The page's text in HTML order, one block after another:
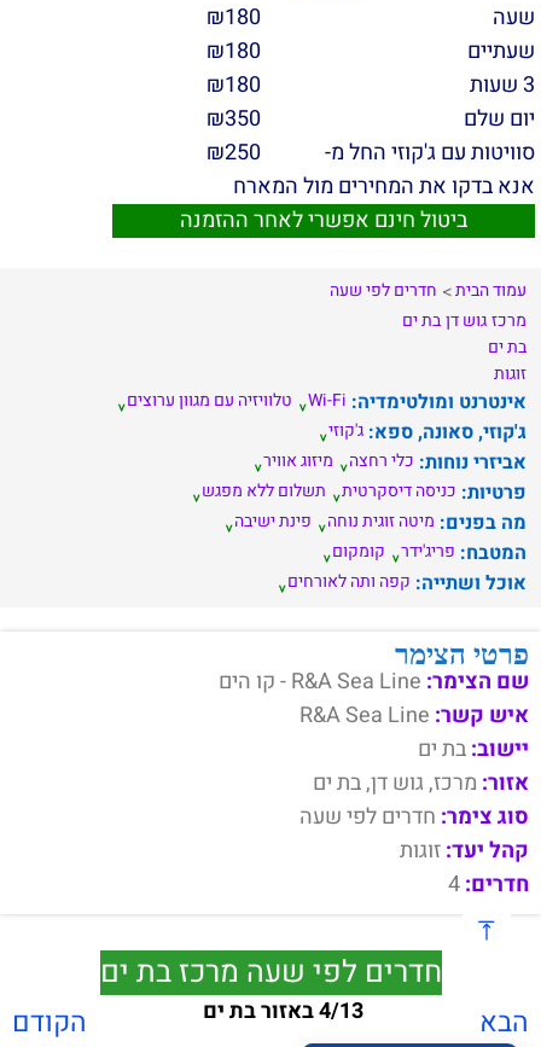
שעה 180
₪
שעתיים
180
₪
3 שעות
180
₪
יום שלם
350
₪
סוויטות עם ג'קוזי החל מ-
250
₪
אנא בדקו את המחירים מול המארח
ביטול חינם אפשרי לאחר ההזמנה
עמוד הבית
חדרים לפי שעה
מרכזגוש דןבת ים
בת ים
זוגות
אינטרנט ומולטימדיה: Wi-Fi טלוויזיה עם מגוון ערוצים
ג'קוזי, סאונה, ספא: ג'קוזי
אביזרי נוחות: כלי רחצה מיזוג אוויר
פרטיות: כניסה דיסקרטית תשלום ללא מפגש
מה בפנים: מיטה זוגית נוחה פינת ישיבה
המטבח: פריג'ידר קומקום
אוכל ושתייה: קפה ותה לאורחים
פרטי הצימר
שם הצימר: R&A Sea Line - קו הים
איש קשר: R&A Sea Line
יישוב:בת ים
אזור: מרכז, גוש דן, בת ים
סוג צימר: חדרים לפי שעה
קהל יעד:זוגות
חדרים:4
חדרים לפי שעה מרכז בת ים
הבא 4/13 באזור בת ים הקודם